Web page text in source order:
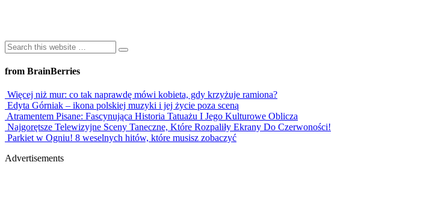
from BrainBerries
Więcej niż mur: co tak naprawdę mówi kobieta, gdy krzyżuje ramiona?
Edyta Górniak – ikona polskiej muzyki i jej życie poza sceną
Atramentem Pisane: Fascynująca Historia Tatuażu I Jego Kulturowe Oblicza
Najgorętsze Telewizyjne Sceny Taneczne, Które Rozpaliły Ekrany Do Czerwoności!
Parkiet w Ogniu! 8 weselnych hitów, które musisz zobaczyć
Advertisements